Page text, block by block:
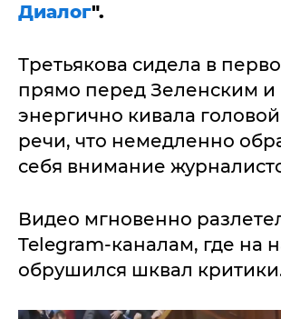
Диалог".
Третьякова сидела в
прямо перед Зеленским и
энергично кивала головой
речи, что немедленно
себя внимание
Видео мгновенно
Telegram-каналам, где на
обрушился шквал